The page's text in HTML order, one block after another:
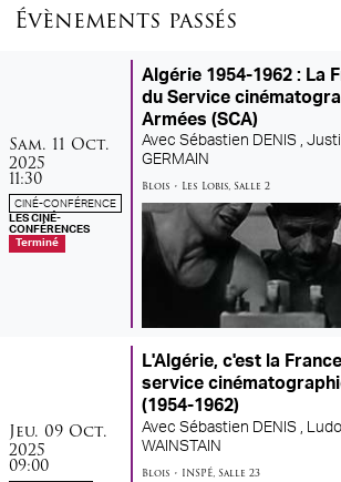
Évènements passés
samedi
Sam. 11 octobre
Oct.
2025
11:30
CINÉ-CONFÉRENCE
LES CINÉ-
CONFÉRENCES
Terminé
Algérie 1954-1962 : La
du Service
Armées (SCA)
Avec Sébastien DENIS ,
GERMAIN
Blois • Les Lobis, Salle 2
jeudi
Jeu. 09 octobre
Oct.
2025
09:00
L'Algérie, c'est la
service
(1954-1962)
Avec Sébastien DENIS ,
WAINSTAIN
Blois • INSPÉ, Salle 23